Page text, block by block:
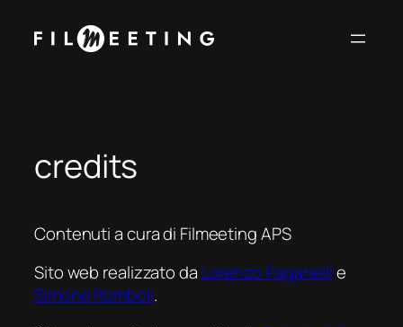
credits
Contenuti a cura di Filmeeting APS
Sito web realizzato da Lorenzo Paganellie
Simone Romboli.